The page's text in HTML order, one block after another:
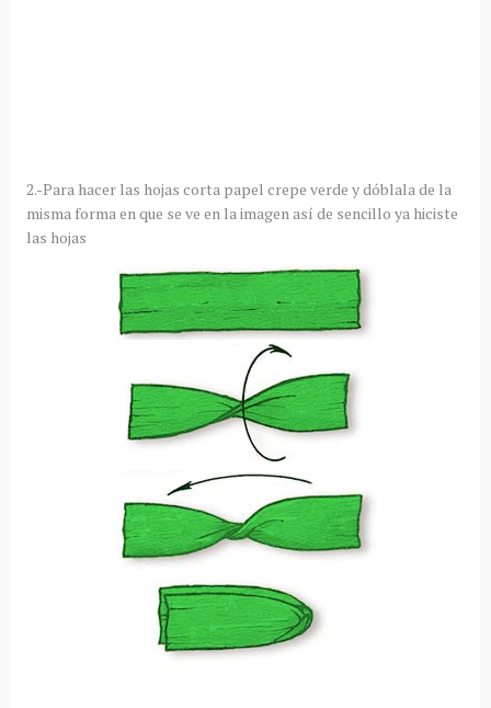
2.-Para hacer las hojas corta papel crepe verde ydóblalade la
misma forma en que se ve en laimagenasí de sencillo ya hiciste
las hojas